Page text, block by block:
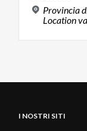
Provincia
Location
I NOSTRI SITI